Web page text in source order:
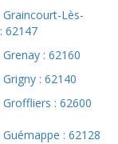
Lès-
62147
: 62160
: 62140
: 62600
: 62128